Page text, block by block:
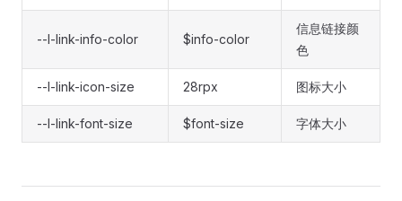
--l-link-info-color $info-color
信息链接颜
色
--l-link-icon-size 28rpx 图标大小
--l-link-font-size $font-size 字体大小